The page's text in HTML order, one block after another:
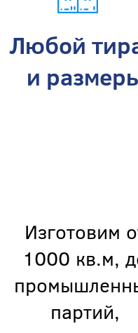
Любой
и
Изготовим
1000 кв.м,
партий,